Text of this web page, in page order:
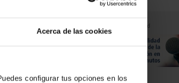
Acerca de las cookies
configurar tus opciones en los
y
noviembre, el
Publicidad